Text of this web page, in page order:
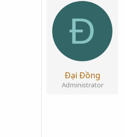
Đ
Đại Đồng
Administrator